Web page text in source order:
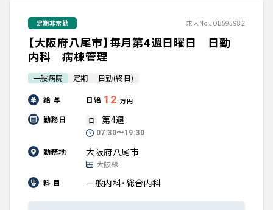
定期非常勤 求人No.JOB595982
【大阪府八尾市】毎月第4週日曜日 日勤
内科 病棟管理
一般病院 定期 日勤(終日)
給 与 日給 12 万円
勤務日 日 第4週
07:30〜19:30
勤務地 大阪府八尾市
大阪線
科 目
一般内科・総合内科